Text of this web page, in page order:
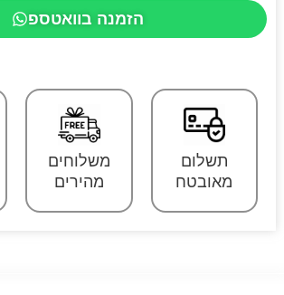
הזמנה בוואטספ
תשלום
מאובטח
משלוחים
מהירים